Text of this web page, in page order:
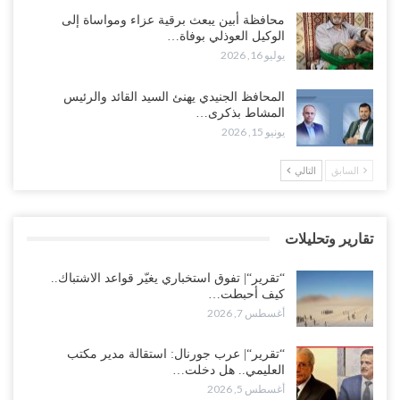
للسعودية بشأن النفط..!
أغسطس 6, 2026
“تقرير“| عرب جورنال: استقالة مدير مكتب العليمي.. هل دخلت سلطة
الرئاسي مرحلة التفكك المؤسسي..!
أغسطس 5, 2026
حضرموت على حافة الانفجار.. اشتباكات قبلية مع فصائل سعودية
وسط معركة سعودية لإسقاط آخر معاقل الزبيدي.. القبائل تستنفر و”درع
الوطن” تبدأ الانتشار..!
أغسطس 5, 2026
خلافات الرواتب تشعل مواجهة داخل معسكر التحالف… والإصلاح يصعّد
في جبهات مأرب وتعز والضالع..!
أغسطس 5, 2026
محافظة أبين يبعث برقية عزاء ومواساة إلى
الوكيل العوذلي بوفاة…
يوليو 16, 2026
المحافظ الجنيدي يهنئ السيد القائد والرئيس
المشاط بذكرى…
يونيو 15, 2026
السابق التالي
تقارير وتحليلات
“تقرير“| تفوق استخباري يغيّر قواعد الاشتباك..
كيف أحبطت…
أغسطس 7, 2026
“تقرير“| عرب جورنال: استقالة مدير مكتب
العليمي.. هل دخلت…
أغسطس 5, 2026